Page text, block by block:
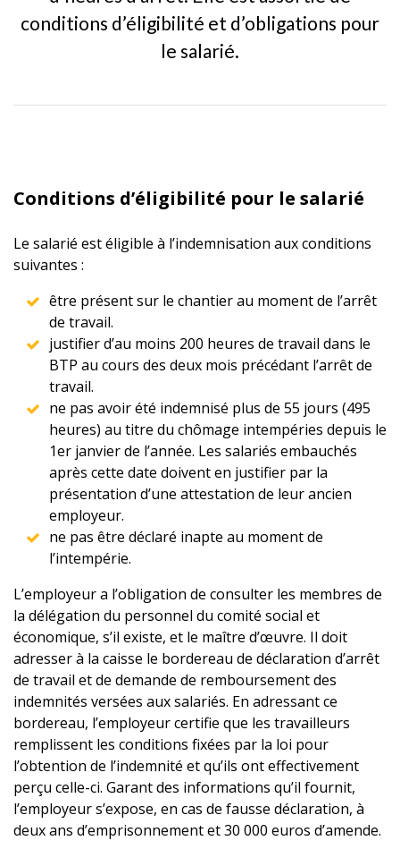
conditions d’éligibilité et d’obligations pour
le salarié.
Conditions d’éligibilité pour le salarié
Le salarié est éligible à l’indemnisation aux conditions
suivantes :
être présent sur le chantier au moment de l’arrêt
de travail.
justifier d’au moins 200 heures de travail dans le
BTP au cours des deux mois précédant l’arrêt de
travail.
ne pas avoir été indemnisé plus de 55 jours (495
heures) au titre du chômage intempéries depuis le
1er janvier de l’année. Les salariés embauchés
après cette date doivent en justifier par la
présentation d’une attestation de leur ancien
employeur.
ne pas être déclaré inapte au moment de
l’intempérie.
L’employeur a l’obligation de consulter les membres de
la délégation du personnel du comité social et
économique, s’il existe, et le maître d’œuvre. Il doit
adresser à la caisse le bordereau de déclaration d’arrêt
de travail et de demande de remboursement des
indemnités versées aux salariés. En adressant ce
bordereau, l’employeur certifie que les travailleurs
remplissent les conditions fixées par la loi pour
l’obtention de l’indemnité et qu’ils ont effectivement
perçu celle-ci. Garant des informations qu’il fournit,
l’employeur s’expose, en cas de fausse déclaration, à
deux ans d’emprisonnement et 30 000 euros d’amende.